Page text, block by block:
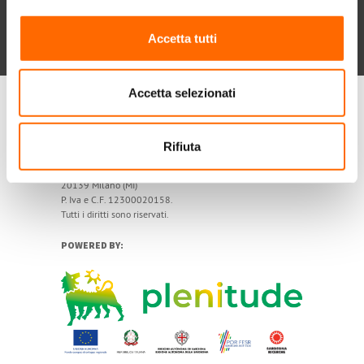
Accetta tutti
Accetta selezionati
Rifiuta
POR FESR 2014-2020
My Solar Family è un marchio di Eni Plenitude SpA
Via Giovanni Lorenzini, 4
20139 Milano (MI)
P. Iva e C.F. 12300020158.
Tutti i diritti sono riservati.
POWERED BY: